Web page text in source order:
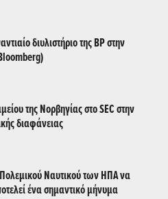
διυλιστήριο της BP στην
της Νορβηγίας στο SEC στην
διαφάνειας
Ναυτικού των ΗΠΑ να
ένα σημαντικό μήνυμα